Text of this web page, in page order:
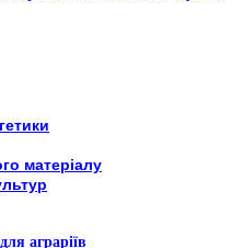
матеріалу
аграріїв